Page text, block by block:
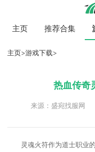
主页 推荐合集
主页>游戏下载>
热血传奇
来源：盛宛找服网
灵魂火符作为道士职业